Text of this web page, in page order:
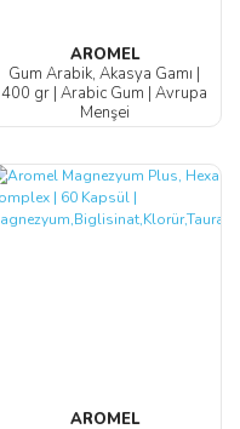
AROMEL
Gum Arabik, Akasya Gamı |
400 gr | Arabic Gum | Avrupa
Menşei
AROMEL